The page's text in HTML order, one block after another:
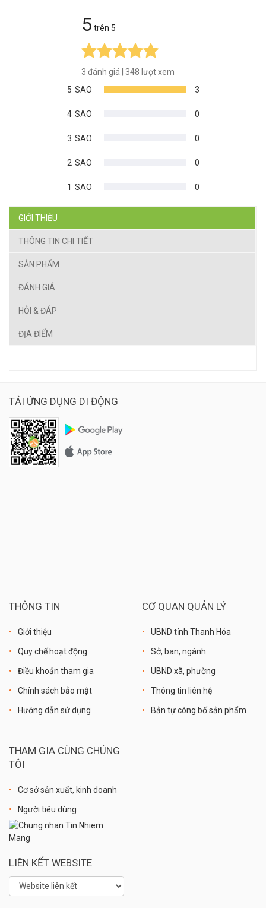
5 trên 5
3 đánh giá
348 lượt xem
5 SAO 3
4 SAO 0
3 SAO 0
2 SAO 0
1 SAO 0
GIỚI THIỆU
THÔNG TIN CHI TIẾT
SẢN PHẨM
ĐÁNH GIÁ
HỎI & ĐÁP
ĐỊA ĐIỂM
TẢI ỨNG DỤNG DI ĐỘNG
THÔNG TIN
Giới thiệu
Quy chế hoạt động
Điều khoản tham gia
Chính sách bảo mật
Hướng dẫn sử dụng
CƠ QUAN QUẢN LÝ
UBND tỉnh Thanh Hóa
Sở, ban, ngành
UBND xã, phường
Thông tin liên hệ
Bản tự công bố sản phẩm
THAM GIA CÙNG CHÚNG
TÔI
Cơ sở sản xuất, kinh doanh
Người tiêu dùng
LIÊN KẾT WEBSITE